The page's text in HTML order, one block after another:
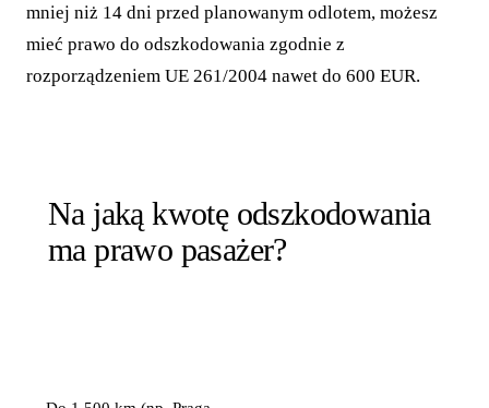
mniej niż 14 dni przed planowanym odlotem, możesz
mieć prawo do odszkodowania zgodnie z
rozporządzeniem UE 261/2004 nawet do 600 EUR.
Na jaką kwotę odszkodowania
ma prawo pasażer?